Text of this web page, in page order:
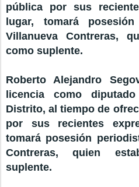
pública por sus
lugar, tomará
Villanueva Contreras,
como suplente.
Roberto Alejandro
licencia como
Distrito, al tiempo de
por sus recientes
tomará posesión
Contreras, quien
suplente.